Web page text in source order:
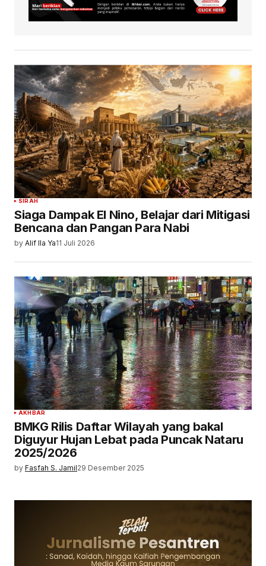
SIRAH
Siaga Dampak El Nino, Belajar dari Mitigasi
Bencana dan Pangan Para Nabi
by Alif Ila Ya11 Juli 2026
AKHBAR
BMKG Rilis Daftar Wilayah yang bakal
Diguyur Hujan Lebat pada Puncak Nataru
2025/2026
by Fasfah S. Jamil29 Desember 2025